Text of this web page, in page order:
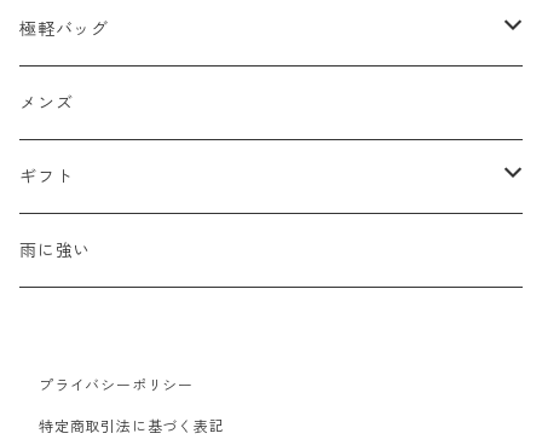
2WAY
リュック
ビジネスバッグ
ハンドバッグ
エナメル
革Ｘ異素材コンビ
牛革
水牛革
豚革
極軽バッグ
メンズ
レディース
メンズ
ギフト
母の日
バレンタイン
雨に強い
プライバシーポリシー
特定商取引法に基づく表記